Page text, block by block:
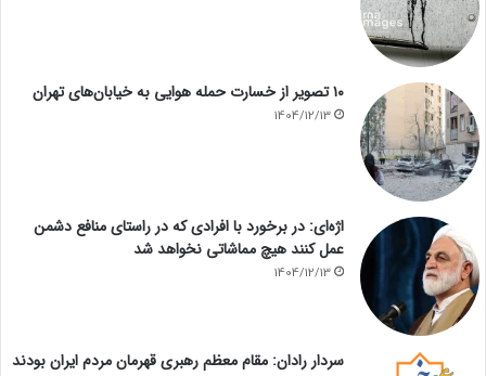
۱۰ تصویر از خسارت حمله هوایی به خیابان‌های تهران
1404/12/13
اژه‌ای: در برخورد با افرادی که در راستای منافع دشمن
عمل کنند هیچ مماشاتی نخواهد شد
1404/12/13
سردار رادان: مقام معظم رهبری قهرمان مردم ایران بودند